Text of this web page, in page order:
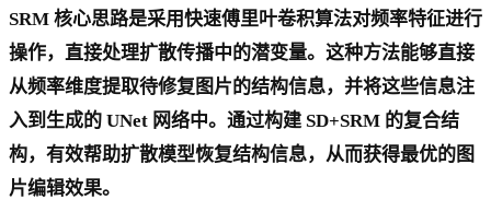
SRM 核心思路是采用快速傅里叶卷积算法对频率特征进行
操作，直接处理扩散传播中的潜变量。这种方法能够直接
从频率维度提取待修复图片的结构信息，并将这些信息注
入到生成的 UNet 网络中。通过构建 SD+SRM 的复合结
构，有效帮助扩散模型恢复结构信息，从而获得最优的图
片编辑效果。